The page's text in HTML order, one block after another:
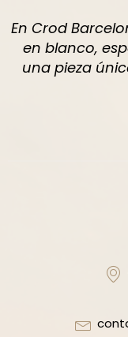
En Crod
en blanco,
una pieza